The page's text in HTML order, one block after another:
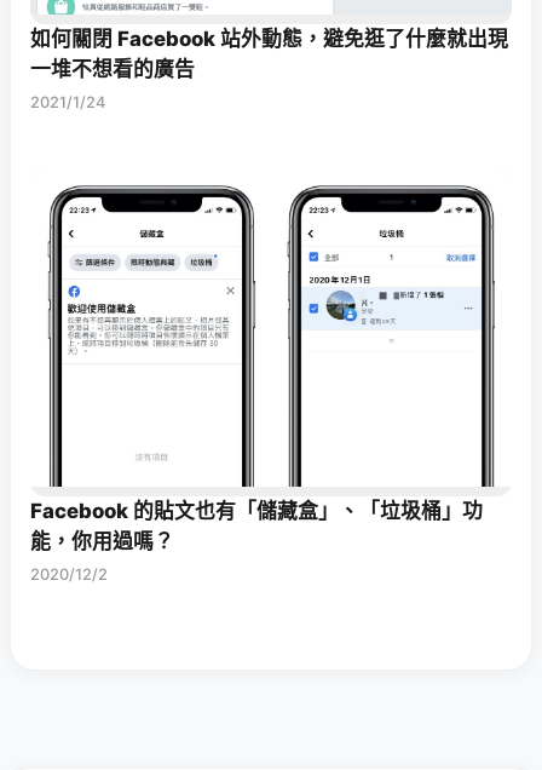
如何關閉 Facebook 站外動態，避免逛了什麼就出現
一堆不想看的廣告
2021/1/24
Facebook 的貼文也有「儲藏盒」、「垃圾桶」功
能，你用過嗎？
2020/12/2